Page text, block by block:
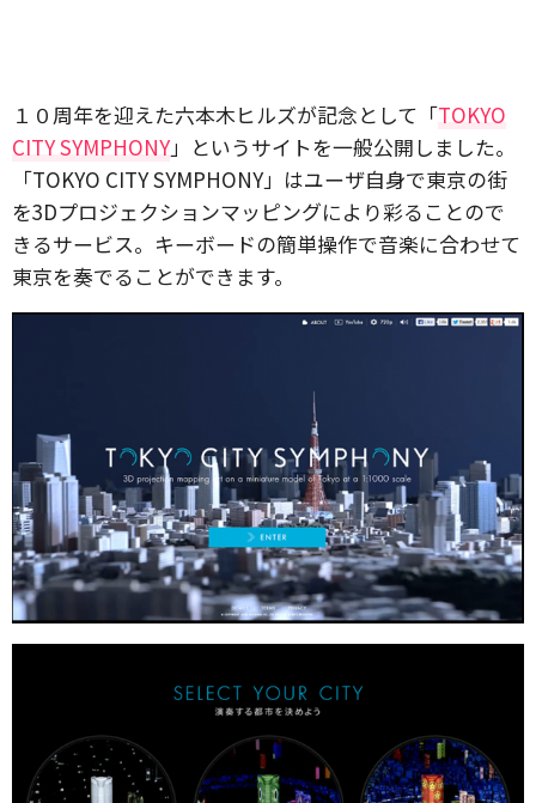
１０周年を迎えた六本木ヒルズが記念として「TOKYO
CITY SYMPHONY」というサイトを一般公開しました。
「TOKYO CITY SYMPHONY」はユーザ自身で東京の街
を3Dプロジェクションマッピングにより彩ることので
きるサービス。キーボードの簡単操作で音楽に合わせて
東京を奏でることができます。